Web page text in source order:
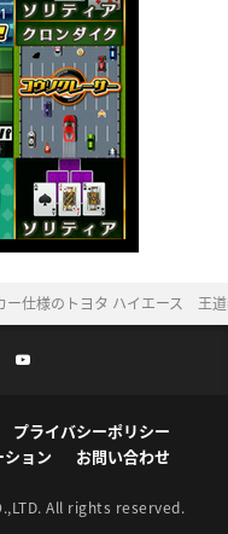
ー仕様のトヨタ ハイエース 王
プライバシーポリシー
ョン お問い合わせ
All rights reserved.